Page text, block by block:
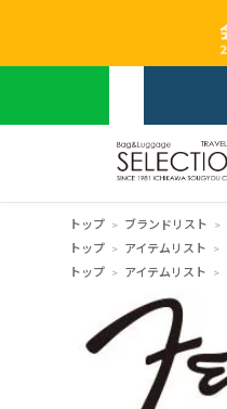
トップ ブランドリスト
トップ
アイテムリスト
トップ
アイテムリスト